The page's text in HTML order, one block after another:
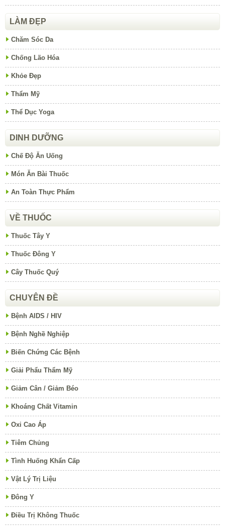
LÀM ĐẸP
Chăm Sóc Da
Chống Lão Hóa
Khỏe Đẹp
Thẩm Mỹ
Thể Dục Yoga
DINH DƯỠNG
Chế Độ Ăn Uống
Món Ăn Bài Thuốc
An Toàn Thực Phẩm
VỀ THUỐC
Thuốc Tây Y
Thuốc Đông Y
Cây Thuốc Quý
CHUYÊN ĐỀ
Bệnh AIDS / HIV
Bệnh Nghề Nghiệp
Biến Chứng Các Bệnh
Giải Phẩu Thẩm Mỹ
Giảm Cân / Giảm Béo
Khoáng Chất Vitamin
Oxi Cao Áp
Tiêm Chủng
Tình Huống Khẩn Cấp
Vật Lý Trị Liệu
Đông Y
Điều Trị Không Thuốc